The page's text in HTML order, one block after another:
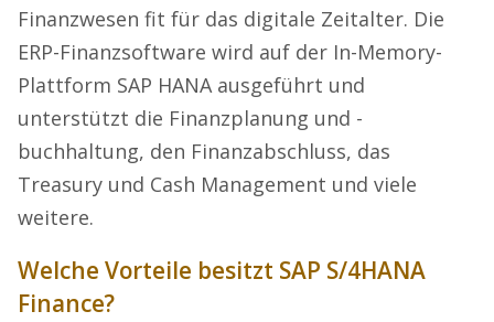
Finanzwesen fit für das digitale Zeitalter. Die
ERP-Finanzsoftware wird auf der In-Memory-
Plattform SAP HANA ausgeführt und
unterstützt die Finanzplanung und -
buchhaltung, den Finanzabschluss, das
Treasury und Cash Management und viele
weitere.
Welche Vorteile besitzt SAP S/4HANA
Finance?